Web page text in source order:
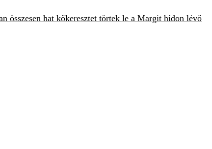
összesen hat kőkeresztet törtek le a Margit hídon lévő